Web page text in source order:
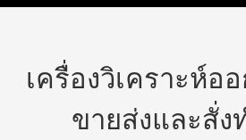
เครื่องวิเคราะห์อ
ขายส่งและสั่ง